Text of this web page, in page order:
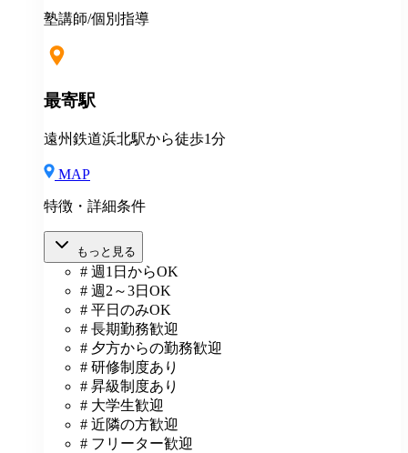
塾講師/個別指導
最寄駅
遠州鉄道浜北駅から徒歩1分
MAP
特徴・詳細条件
もっと見る
# 週1日からOK
# 週2～3日OK
# 平日のみOK
# 長期勤務歓迎
# 夕方からの勤務歓迎
# 研修制度あり
# 昇級制度あり
# 大学生歓迎
# 近隣の方歓迎
# フリーター歓迎